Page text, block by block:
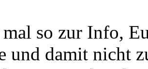
so zur Info,
und damit nicht